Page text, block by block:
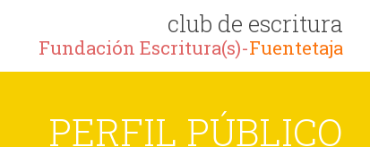
club de escritura
Fundación Escritura(s)-Fuentetaja
PERFIL PÚBLICO